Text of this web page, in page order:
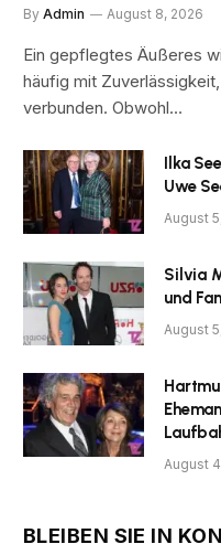
By Admin August 8, 2026
Ein gepflegtes Äußeres
häufig mit
verbunden. Obwohl…
Ilka
Uwe
August
Silvia
und
August
August
BLEIBEN SIE IN